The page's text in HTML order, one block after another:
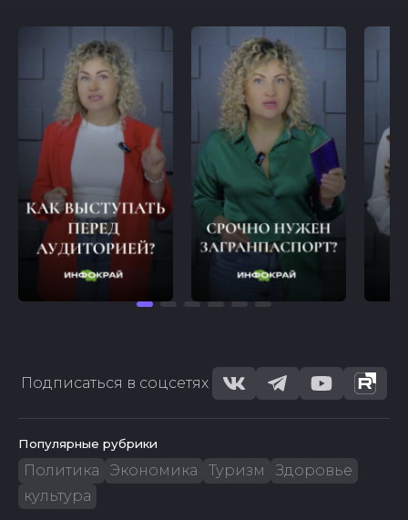
Подписаться в соцсетях
Популярные рубрики
Политика Экономика Туризм
Здоровье
культура